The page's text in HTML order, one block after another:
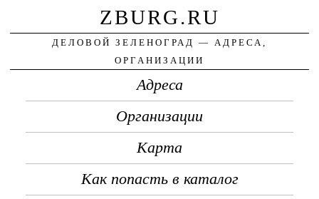
ZBURG.RU
ДЕЛОВОЙ ЗЕЛЕНОГРАД — АДРЕСА,
ОРГАНИЗАЦИИ
Адреса
Организации
Карта
Как попасть в каталог